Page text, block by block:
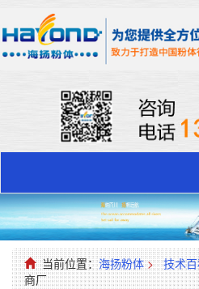
当前位置：海扬粉体 > 技术
商厂